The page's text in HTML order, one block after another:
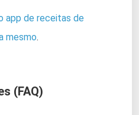
app de receitas de
mesmo.
(FAQ)